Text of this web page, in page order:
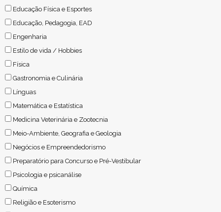
Educação Física e Esportes
Educação, Pedagogia, EAD
Engenharia
Estilo de vida / Hobbies
Física
Gastronomia e Culinária
Línguas
Matemática e Estatística
Medicina Veterinária e Zootecnia
Meio-Ambiente, Geografia e Geologia
Negócios e Empreendedorismo
Preparatório para Concurso e Pré-Vestibular
Psicologia e psicanálise
Química
Religião e Esoterismo